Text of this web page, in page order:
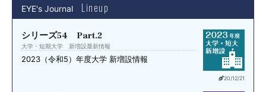
EYE's Journal Lineup
20/12/21
シリーズ54 Part.2
大学・短期大学 新増設最新情報
2023（令和5）年度大学 新増設情報